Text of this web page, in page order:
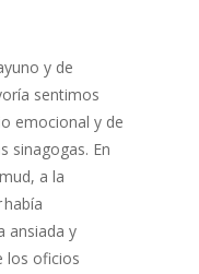
y de
sentimos
emocional y de
sinagogas. En
a la
ansiada y
los oficios